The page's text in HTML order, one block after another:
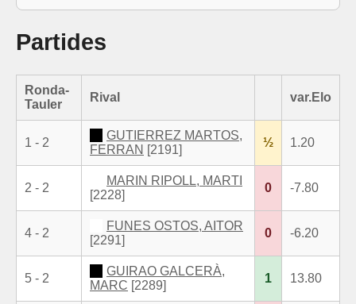
Partides
Ronda-
Tauler
Rival var.Elo
1 - 2
GUTIERREZ MARTOS,
FERRAN [2191]
½ 1.20
2 - 2
MARIN RIPOLL, MARTI
[2228]
0 -7.80
4 - 2
FUNES OSTOS, AITOR
[2291]
0 -6.20
5 - 2
GUIRAO GALCERÀ,
MARC [2289]
1 13.80